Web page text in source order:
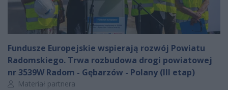
Fundusze Europejskie wspierają rozwój Powiatu
Radomskiego. Trwa rozbudowa drogi powiatowej
nr 3539W Radom - Gębarzów - Polany (III etap)
Autor artykułu:
Materiał partnera